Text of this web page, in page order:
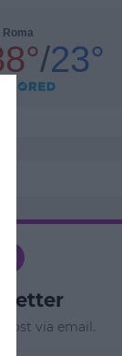
via email.